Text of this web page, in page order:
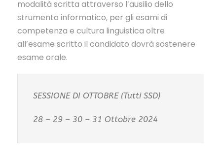
modalità scritta attraverso l’ausilio dello
strumento informatico, per gli esami di
competenza e cultura linguistica oltre
all’esame scritto il candidato dovrà sostenere
esame orale.
SESSIONE DI OTTOBRE (Tutti SSD)
28 – 29 – 30 – 31 Ottobre 2024